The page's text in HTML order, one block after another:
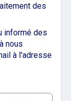
des
informé des
nous
à l'adresse